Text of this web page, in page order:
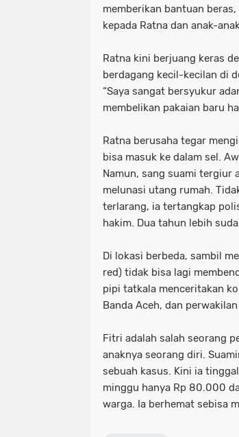
memberikan bantuan
kepada Ratna dan anak-
Ratna kini berjuang keras
berdagang kecil-kecilan di
“Saya sangat bersyukur
membelikan pakaian baru
Ratna berusaha tegar
bisa masuk ke dalam sel.
Namun, sang suami tergiur
melunasi utang rumah.
terlarang, ia tertangkap
hakim. Dua tahun lebih
Di lokasi berbeda, sambil
red) tidak bisa lagi
pipi tatkala menceritakan
Banda Aceh, dan
Fitri adalah salah seorang
anaknya seorang diri.
sebuah kasus. Kini ia
minggu hanya Rp 80.000
warga. Ia berhemat sebisa